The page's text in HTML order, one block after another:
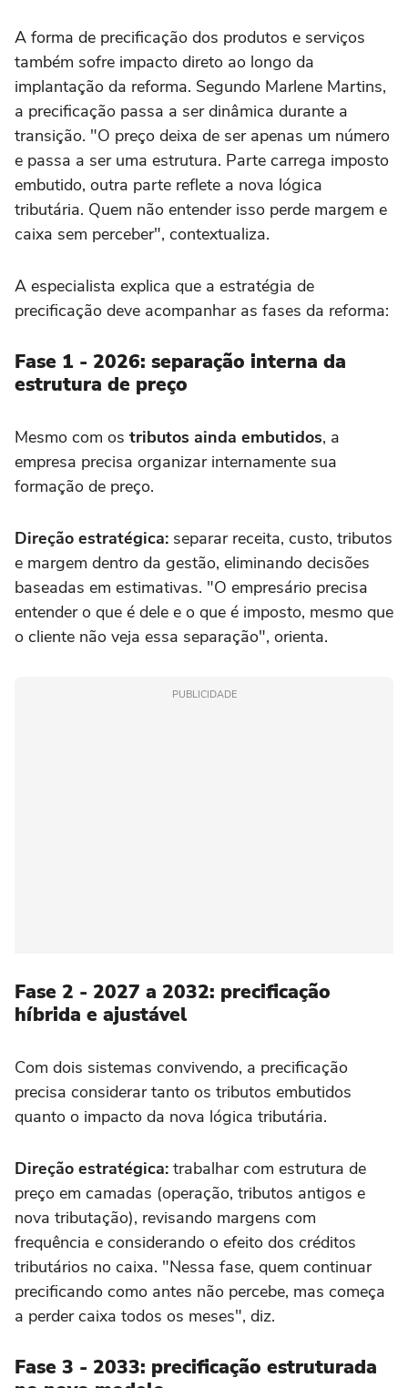
A forma de precificação dos produtos e serviços
também sofre impacto direto ao longo da
implantação da reforma. Segundo Marlene Martins,
a precificação passa a ser dinâmica durante a
transição. "O preço deixa de ser apenas um número
e passa a ser uma estrutura. Parte carrega imposto
embutido, outra parte reflete a nova lógica
tributária. Quem não entender isso perde margem e
caixa sem perceber", contextualiza.
A especialista explica que a estratégia de
precificação deve acompanhar as fases da reforma:
Fase 1 - 2026: separação interna da
estrutura de preço
Mesmo com os tributos ainda embutidos, a
empresa precisa organizar internamente sua
formação de preço.
Direção estratégica: separar receita, custo, tributos
e margem dentro da gestão, eliminando decisões
baseadas em estimativas. "O empresário precisa
entender o que é dele e o que é imposto, mesmo que
o cliente não veja essa separação", orienta.
PUBLICIDADE
Fase 2 - 2027 a 2032: precificação
híbrida e ajustável
Com dois sistemas convivendo, a precificação
precisa considerar tanto os tributos embutidos
quanto o impacto da nova lógica tributária.
Direção estratégica: trabalhar com estrutura de
preço em camadas (operação, tributos antigos e
nova tributação), revisando margens com
frequência e considerando o efeito dos créditos
tributários no caixa. "Nessa fase, quem continuar
precificando como antes não percebe, mas começa
a perder caixa todos os meses", diz.
Fase 3 - 2033: precificação estruturada